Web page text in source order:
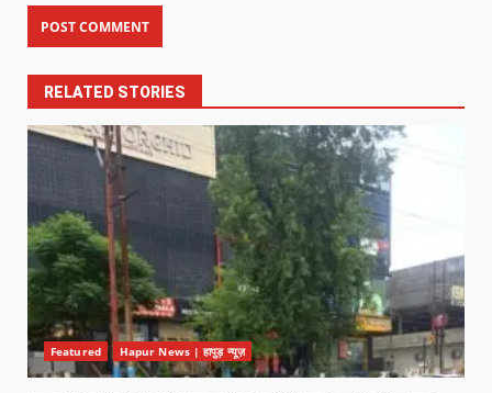
RELATED STORIES
Featured Hapur News | हापुड़ न्यूज़